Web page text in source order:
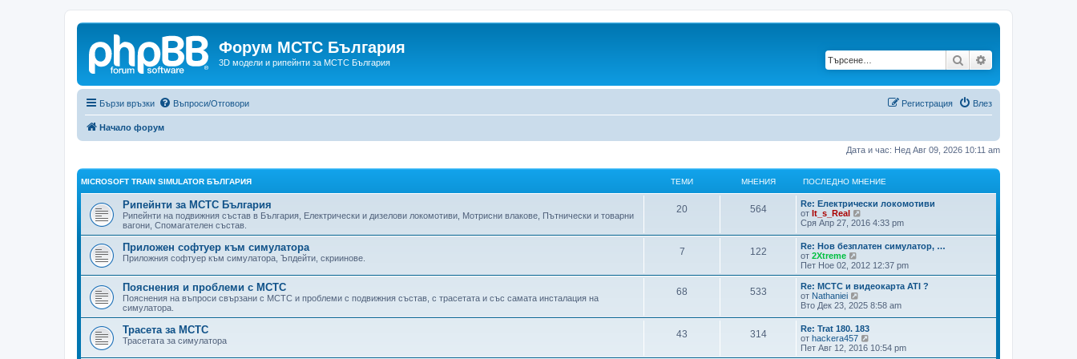
Форум МСТС България
3D модели и рипейнти за МСТС България Търсене
Бързи връзки Въпроси/Отговори Влез
Регистрация
Начало форум
Дата и час: Нед Авг 09, 2026 10:11 am
MICROSOFT TRAIN SIMULATOR БЪЛГАРИЯ ТЕМИ МНЕНИЯ ПОСЛЕДНО МНЕНИЕ
Рипейнти за МСТС България
Рипейнти на подвижния състав в България, Електрически и дизелови локомотиви, Мотрисни влакове, Пътнически и товарни
вагони, Спомагателен състав.
20Т
564М
е
и
П
о
л
е
д
н
о
м
н
е
н
и
е
Re: Електрически локомотиви
от It_s_Real
р
л
е
ж
д
а
о
с
л
е
д
н
Сря Апр 27, 2016 4:33 pm
Приложен софтуер към симулатора
Приложния софтуер към симулатора, Ъпдейти, скриинове.
7Т
м
122М
е
и
я
П
о
с
л
е
д
о
м
н
е
Re: Нов безплатен симулатор, …
от 2Xtreme
р
е
г
л
е
д
а
п
о
Пет Ное 02, 2012 12:37 pm
Пояснения и проблеми с МСТС
Пояснения на въпроси свързани с МСТС и проблеми с подвижния състав, с трасетата и със самата инсталация на
симулатора.
68 533М
е
П
о
л
е
д
н
Re: МСТС и видеокарта ATI ?
от Nathaniei
р
г
л
е
ж
Вто Дек 23, 2025 8:58 am
Трасета за МСТС
Трасетата за симулатора
43 314М
П
о
с
Re: Trat 180. 183
от hackera457
р
е
Пет Авг 12, 2016 10:54 pm